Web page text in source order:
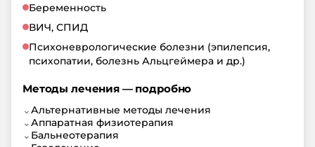
Беременность
ВИЧ, СПИД
Психоневрологические болезни (эпилепсия,
психопатии, болезнь Альцгеймера и др.)
Методы лечения — подробно
⌄Альтернативные методы лечения
⌄Аппаратная физиотерапия
⌄ Бальнеотерапия